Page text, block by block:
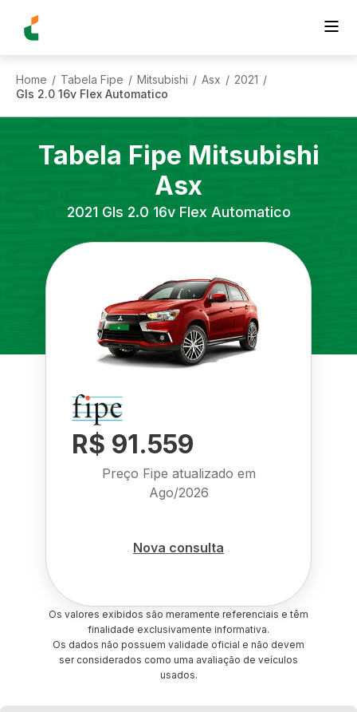
Home / Tabela Fipe / Mitsubishi / Asx / 2021 /
Gls 2.0 16v Flex Automatico
Tabela Fipe Mitsubishi
Asx
2021 Gls 2.0 16v Flex Automatico
R$ 91.559
Preço Fipe atualizado em
Ago/2026
Nova consulta
Os valores exibidos são meramente referenciais e têm
finalidade exclusivamente informativa.
Os dados não possuem validade oficial e não devem
ser considerados como uma avaliação de veículos
usados.